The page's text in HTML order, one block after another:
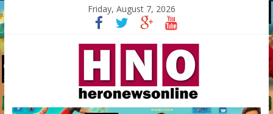
Friday, August 7, 2026